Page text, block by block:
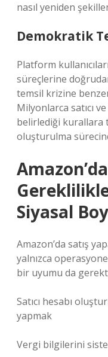
nasıl yeniden
Demokratik
Platform
süreçlerine
temsil krizine
Milyonlarca satıcı
belirlediği kurallara
oluşturulma
Siyasal
Amazon’da satış
yalnızca
bir uyumu da
Satıcı hesabı
yapmak
Vergi bilgilerini